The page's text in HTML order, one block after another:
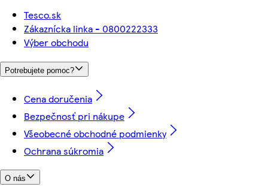
Tesco.sk
Zákaznícka linka - 0800222333
Výber obchodu
Potrebujete pomoc?
Cena doručenia
Bezpečnosť pri nákupe
Všeobecné obchodné podmienky
Ochrana súkromia
O nás